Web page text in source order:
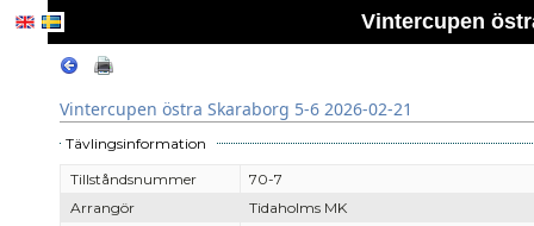
Vintercupen
Vintercupen östra Skaraborg 5-6 2026-02-21
Tävlingsinformation
Tillståndsnummer
70-7
Arrangör
Tidaholms MK